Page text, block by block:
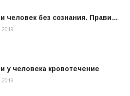
человек без сознания. Прави…
у человека кровотечение